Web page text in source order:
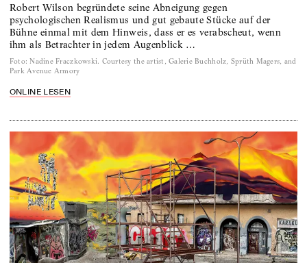
Robert Wilson begründete seine Abneigung gegen
psychologischen Realismus und gut gebaute Stücke auf der
Bühne einmal mit dem Hinweis, dass er es verabscheut, wenn
ihm als Betrachter in jedem Augenblick …
Foto: Nadine Fraczkowski. Courtesy the artist, Galerie Buchholz, Sprüth Magers, and
Park Avenue Armory
ONLINE LESEN